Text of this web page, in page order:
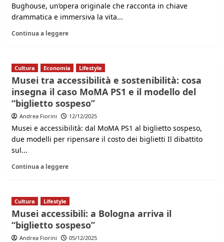
Bughouse, un’opera originale che racconta in chiave
drammatica e immersiva la vita...
Continua a leggere
Cultura Economia Lifestyle
Musei tra accessibilità e sostenibilità: cosa
insegna il caso MoMA PS1 e il modello del
“biglietto sospeso”
Andrea Fiorini 12/12/2025
Musei e accessibilità: dal MoMA PS1 al biglietto sospeso,
due modelli per ripensare il costo dei biglietti Il dibattito
sul...
Continua a leggere
Cultura Lifestyle
Musei accessibili: a Bologna arriva il
“biglietto sospeso”
Andrea Fiorini 05/12/2025